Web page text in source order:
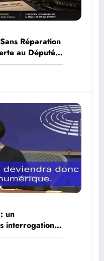
Réparation
au Député
un
interrogations